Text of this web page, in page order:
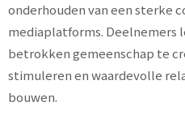
onderhouden van een sterke
mediaplatforms. Deelnemers
betrokken gemeenschap te
stimuleren en waardevolle
bouwen.